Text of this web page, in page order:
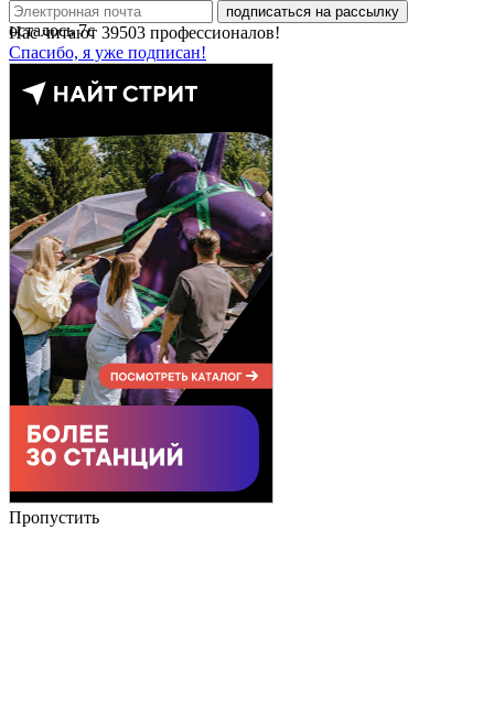
подписаться на рассылку
Нас читают 39503 профессионалов!
Спасибо, я уже подписан!
осталось7с
Пропустить